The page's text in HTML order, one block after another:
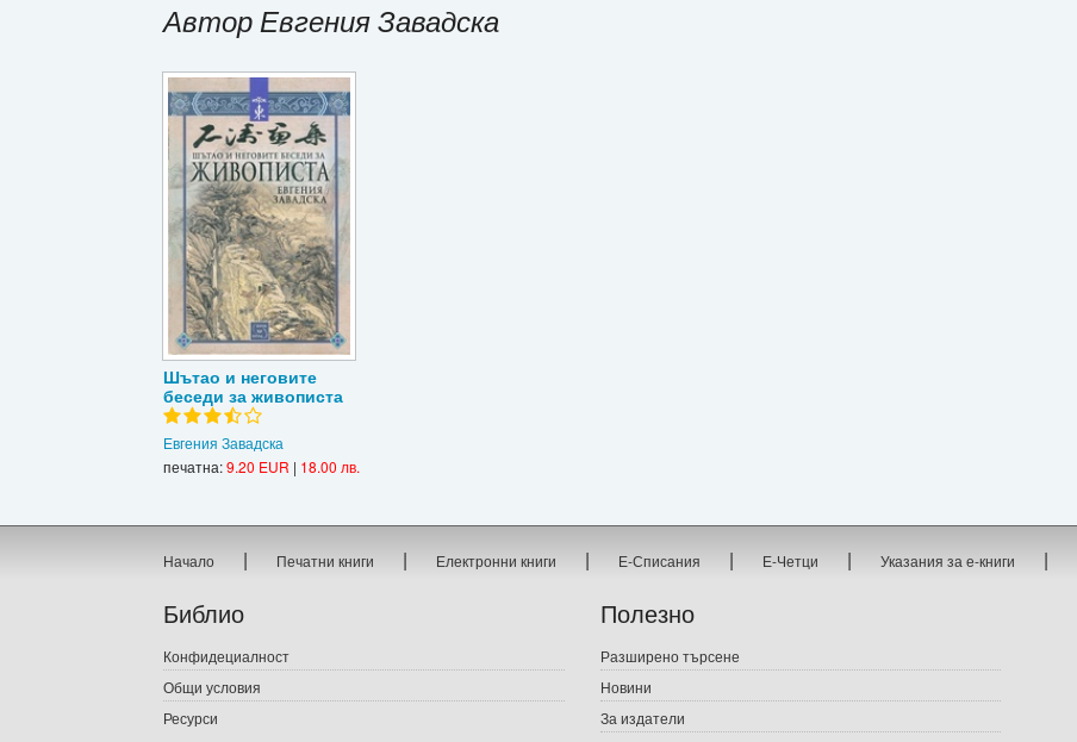
Автор Евгения Завадска
Шътао и неговите
беседи за живописта
Евгения Завадска
печатна:9.20 EUR | 18.00 лв.
Начало | Печатни книги | Електронни книги | Е-Списания | Е-Четци | Указания за е-книги |
Библио
Конфидециалност
Общи условия
Ресурси
Полезно
Разширено търсене
Новини
За издатели